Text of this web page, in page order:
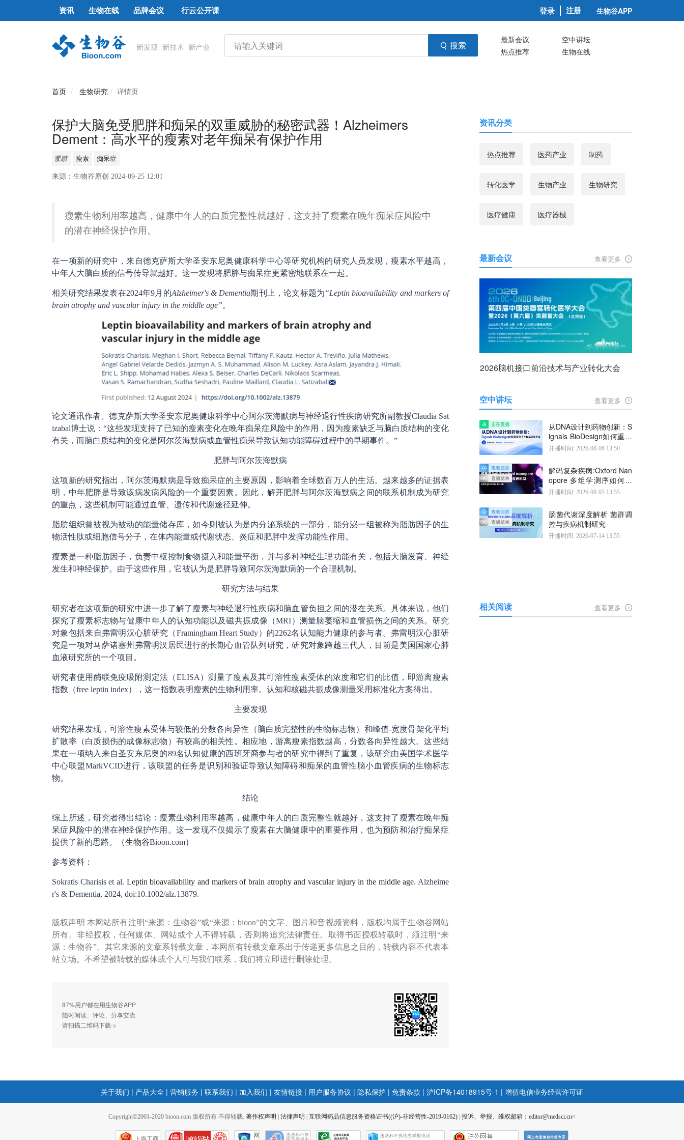
资讯 生物在线 品牌会议 行云公开课 登录 注册 生物谷APP
搜索 最新会议
空中讲坛
热点推荐
生物在线
首页 生物研究 详情页
保护大脑免受肥胖和痴呆的双重威胁的秘密武器！Alzheimers
Dement：高水平的瘦素对老年痴呆有保护作用
肥胖 瘦素 痴呆症
来源：生物谷原创 2024-09-25 12:01
瘦素生物利用率越高，健康中年人的白质完整性就越好，这支持了瘦素在晚年痴呆症风险中
的潜在神经保护作用。
在一项新的研究中，来自德克萨斯大学圣安东尼奥健康科学中心等研究机构的研究人员发现，瘦素水平越高，
中年人大脑白质的信号传导就越好。这一发现将肥胖与痴呆症更紧密地联系在一起。
相关研究结果发表在2024年9月的Alzheimer's & Dementia期刊上，论文标题为“Leptin bioavailability and markers of
brain atrophy and vascular injury in the middle age”。
论文通讯作者、德克萨斯大学圣安东尼奥健康科学中心阿尔茨海默病与神经退行性疾病研究所副教授Claudia Sat
izabal博士说：“这些发现支持了已知的瘦素变化在晚年痴呆症风险中的作用，因为瘦素缺乏与脑白质结构的变化
有关，而脑白质结构的变化是阿尔茨海默病或血管性痴呆导致认知功能障碍过程中的早期事件。”
肥胖与阿尔茨海默病
这项新的研究指出，阿尔茨海默病是导致痴呆症的主要原因，影响着全球数百万人的生活。越来越多的证据表
明，中年肥胖是导致该病发病风险的一个重要因素。因此，解开肥胖与阿尔茨海默病之间的联系机制成为研究
的重点，这些机制可能通过血管、遗传和代谢途径延伸。
脂肪组织曾被视为被动的能量储存库，如今则被认为是内分泌系统的一部分，能分泌一组被称为脂肪因子的生
物活性肽或细胞信号分子，在体内能量或代谢状态、炎症和肥胖中发挥功能性作用。
瘦素是一种脂肪因子，负责中枢控制食物摄入和能量平衡，并与多种神经生理功能有关，包括大脑发育、神经
发生和神经保护。由于这些作用，它被认为是肥胖导致阿尔茨海默病的一个合理机制。
研究方法与结果
研究者在这项新的研究中进一步了解了瘦素与神经退行性疾病和脑血管负担之间的潜在关系。具体来说，他们
探究了瘦素标志物与健康中年人的认知功能以及磁共振成像（MRI）测量脑萎缩和血管损伤之间的关系。研究
对象包括来自弗雷明汉心脏研究（Framingham Heart Study）的2262名认知能力健康的参与者。弗雷明汉心脏研
究是一项对马萨诸塞州弗雷明汉居民进行的长期心血管队列研究，研究对象跨越三代人，目前是美国国家心肺
血液研究所的一个项目。
研究者使用酶联免疫吸附测定法（ELISA）测量了瘦素及其可溶性瘦素受体的浓度和它们的比值，即游离瘦素
指数（free leptin index），这一指数表明瘦素的生物利用率。认知和核磁共振成像测量采用标准化方案得出。
主要发现
研究结果发现，可溶性瘦素受体与较低的分数各向异性（脑白质完整性的生物标志物）和峰值-宽度骨架化平均
扩散率（白质损伤的成像标志物）有较高的相关性。相应地，游离瘦素指数越高，分数各向异性越大。这些结
果在一项纳入来自圣安东尼奥的89名认知健康的西班牙裔参与者的研究中得到了重复，该研究由美国学术医学
中心联盟MarkVCID进行，该联盟的任务是识别和验证导致认知障碍和痴呆的血管性脑小血管疾病的生物标志
物。
结论
综上所述，研究者得出结论：瘦素生物利用率越高，健康中年人的白质完整性就越好，这支持了瘦素在晚年痴
呆症风险中的潜在神经保护作用。这一发现不仅揭示了瘦素在大脑健康中的重要作用，也为预防和治疗痴呆症
提供了新的思路。（生物谷Bioon.com）
参考资料：
Sokratis Charisis et al. Leptin bioavailability and markers of brain atrophy and vascular injury in the middle age. Alzheime
r's & Dementia, 2024, doi:10.1002/alz.13879.
版权声明 本网站所有注明“来源：生物谷”或“来源：bioon”的文字、图片和音视频资料，版权均属于生物谷网站
所有。非经授权，任何媒体、网站或个人不得转载，否则将追究法律责任。取得书面授权转载时，须注明“来
源：生物谷”。其它来源的文章系转载文章，本网所有转载文章系出于传递更多信息之目的，转载内容不代表本
站立场。不希望被转载的媒体或个人可与我们联系，我们将立即进行删除处理。
87%用户都在用生物谷APP
随时阅读、评论、分享交流
请扫描二维码下载->
资讯分类
热点推荐 医药产业 制药
转化医学 生物产业 生物研究
医疗健康 医疗器械
最新会议 查看更多
2026脑机接口前沿技术与产业转化大会
空中讲坛 查看更多
从DNA设计到药物创新：S
ignals BioDesign如何重塑
分子生物学研发生态
开播时间: 2026-08-06 13:50
解码复杂疾病:Oxford Nan
opore 多组学测序如何揭
示疾病机制
开播时间: 2026-08-05 13:55
肠菌代谢深度解析 菌群调
控与疾病机制研究
开播时间: 2026-07-14 13:55
相关阅读 查看更多
关于我们 | 产品大全 | 营销服务 | 联系我们 | 加入我们 | 友情链接 | 用户服务协议 | 隐私保护 | 免责条款 | 沪ICP备14018915号-1 | 增值电信业务经营许可证
Copyright©2001-2020 bioon.com 版权所有 不得转载. 著作权声明 法律声明 互联网药品信息服务资格证书((沪)-非经营性-2019-0162) 投诉、举报、维权邮箱：editor@medsci.cn<
网